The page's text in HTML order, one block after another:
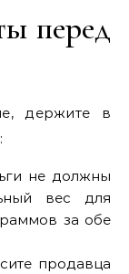
перед
держите в
не должны
вес для
за обе
продавца